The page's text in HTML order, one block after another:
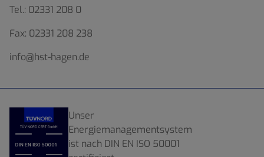
Tel.: 02331 208 0
Fax: 02331 208 238
info@hst-hagen.de
Unser
Energiemanagementsystem
ist nach DIN EN ISO 50001